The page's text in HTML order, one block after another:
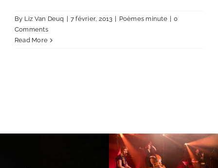
By Liz Van Deuq 7 février, 2013 Poèmes minute
0
Comments
Read More